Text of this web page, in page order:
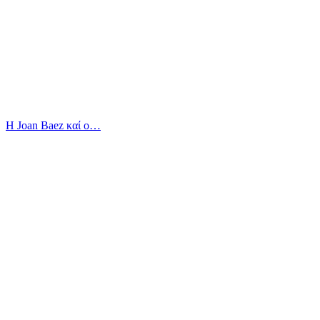
Η Joan Baez καί ο…